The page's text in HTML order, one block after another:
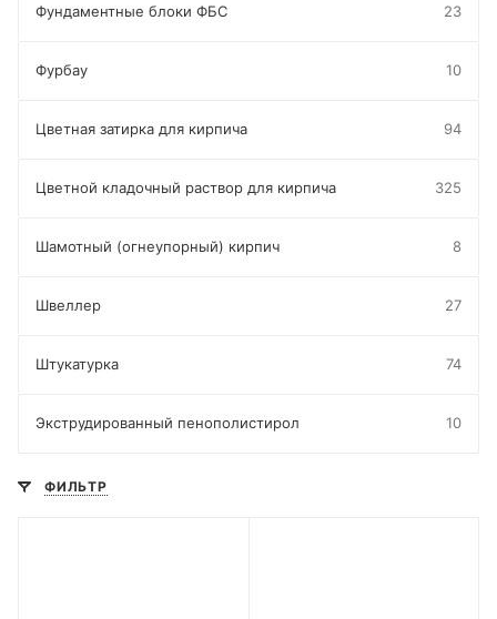
Фундаментные блоки ФБС 23
Фурбау 10
Цветная затирка для кирпича 94
Цветной кладочный раствор для кирпича 325
Шамотный (огнеупорный) кирпич 8
Швеллер 27
Штукатурка 74
Экструдированный пенополистирол 10
ФИЛЬТР